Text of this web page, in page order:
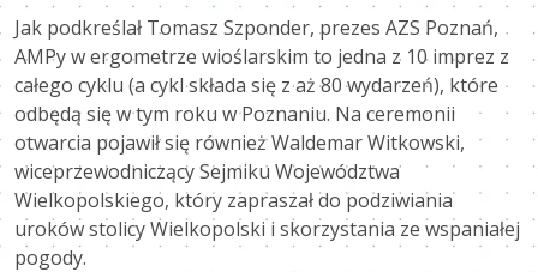
Jak podkreślał Tomasz Szponder, prezes AZS Poznań,
AMPy w ergometrze wioślarskim to jedna z 10 imprez z
całego cyklu (a cykl składa się z aż 80 wydarzeń), które
odbędą się w tym roku w Poznaniu. Na ceremonii
otwarcia pojawił się również Waldemar Witkowski,
wiceprzewodniczący Sejmiku Województwa
Wielkopolskiego, który zapraszał do podziwiania
uroków stolicy Wielkopolski i skorzystania ze wspaniałej
pogody.